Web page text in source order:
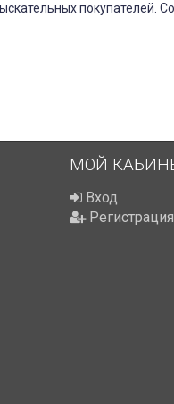
покупателей.
МОЙ
Вход
Регистрация